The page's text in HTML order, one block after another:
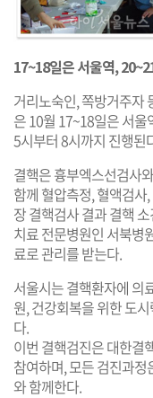
17~18일은 서울역,
거리노숙인, 쪽방거주자
은 10월 17~18일은 서
5시부터 8시까지 진행된
결핵은 흉부엑스선검사
함께 혈압측정, 혈액검사
장 결핵검사 결과 결핵
치료 전문병원인 서북병
료로 관리를 받는다.
서울시는 결핵환자에 의
원, 건강회복을 위한 도
다.
이번 결핵검진은 대한결
참여하며, 모든 검진과
와 함께한다.